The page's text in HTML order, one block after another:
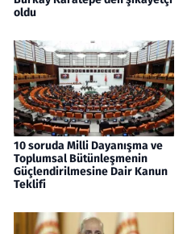
oldu
10 soruda Milli Dayanışma ve
Toplumsal Bütünleşmenin
Güçlendirilmesine Dair Kanun
Teklifi